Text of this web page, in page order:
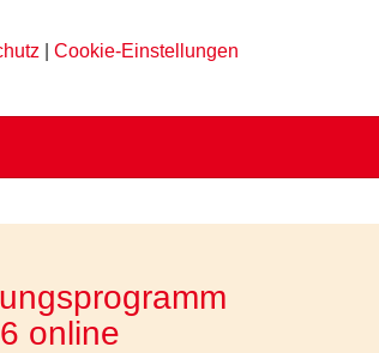
Cookie-Einstellungen
online